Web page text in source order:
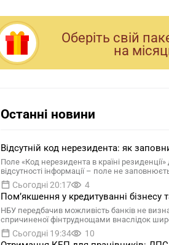
Оберiть свiй
на
Останні новини
Відсутній код нерезидента: як
Поле «Код нерезидента в країні
відсутності інформації – поле не
Сьогодні 20:17 4
Помʼякшення у кредитуванні бізнесу
НБУ передбачив можливість банків не
спричиненої фінтруднощами внаслідок
Сьогодні 19:34 10